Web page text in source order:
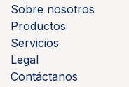
Sobre nosotros
Productos
Servicios
Legal
Contáctanos